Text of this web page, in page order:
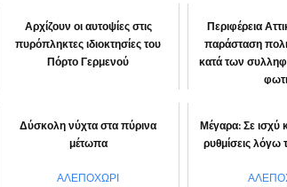
Αρχίζουν οι αυτοψίες στις
πυρόπληκτες ιδιοκτησίες του
Πόρτο Γερμενού
Περιφέρεια
παράσταση
κατά των
Δύσκολη νύχτα στα πύρινα
μέτωπα
ΑΛΕΠΟΧΩΡΙ
Μέγαρα: Σε ισχύ
ρυθμίσεις λόγω